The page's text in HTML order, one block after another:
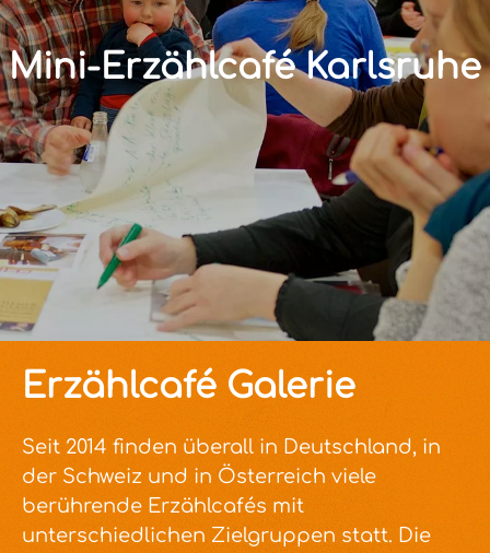
Mini-Erzählcafé Karlsruhe
Erzählcafé Galerie
Seit 2014 finden überall in Deutschland, in
der Schweiz und in Österreich viele
berührende Erzählcafés mit
unterschiedlichen Zielgruppen statt. Die